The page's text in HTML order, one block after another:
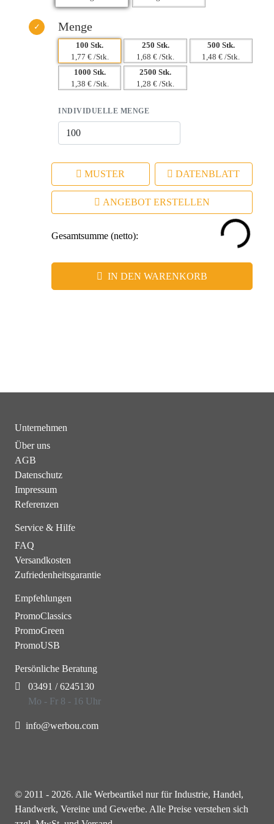
Menge
100 Stk.
1,77 € /Stk.
250 Stk.
1,68 € /Stk.
500 Stk.
1,48 € /Stk.
1000 Stk.
1,38 € /Stk.
2500 Stk.
1,28 € /Stk.
INDIVIDUELLE MENGE
MUSTER DATENBLATT
ANGEBOT ERSTELLEN
Gesamtsumme (netto):
IN DEN WARENKORB
Unternehmen
Über uns
AGB
Datenschutz
Impressum
Referenzen
Service & Hilfe
FAQ
Versandkosten
Zufriedenheitsgarantie
Empfehlungen
PromoClassics
PromoGreen
PromoUSB
Persönliche Beratung
03491 / 6245130
Mo - Fr 8 - 16 Uhr
info@werbou.com
© 2011 - 2026. Alle Werbeartikel nur für Industrie, Handel,
Handwerk, Vereine und Gewerbe. Alle Preise verstehen sich